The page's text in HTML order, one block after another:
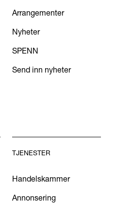
Arrangementer
Nyheter
SPENN
Send inn nyheter
TJENESTER
Handelskammer
Annonsering